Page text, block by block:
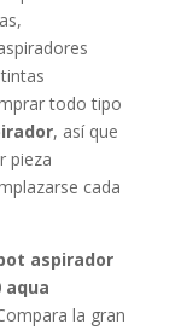
todo tipo
, así que
pieza
cada
aspirador
aqua
la gran